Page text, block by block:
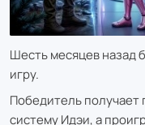
Шесть месяцев назад
игру.
Победитель
систему Идэи, а